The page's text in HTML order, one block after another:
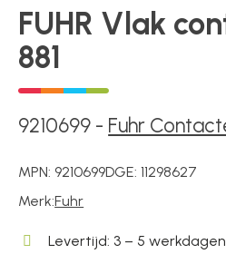
Voedingen
Contact
FUHR Vlak
881
9210699 - Fuhr
MPN:9210699DGE:11298627
Merk:Fuhr
Levertijd: 3 – 5 werkdagen